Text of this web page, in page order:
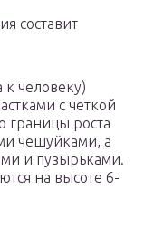
составит
к человеку)
с четкой
границы роста
чешуйками, а
и пузырьками.
на высоте 6-